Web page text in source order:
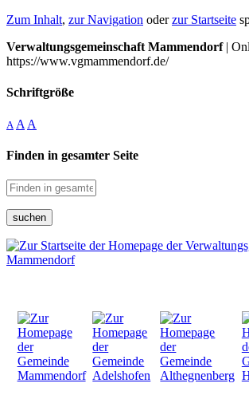
Zum Inhalt, zur Navigation oderzur Startseite
Verwaltungsgemeinschaft Mammendorf|
https://www.vgmammendorf.de/
Schriftgröße
A A A
Finden in gesamter Seite
suchen